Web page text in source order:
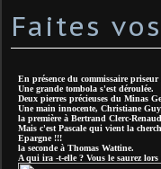
Faites
En présence du commissaire
Une grande tombola s'est déroulée.
Deux pierres précieuses du Minas
Une main innocente, Christiane
la première à Bertrand Clerc-
Mais c'est Pascale qui vient la
Epargne !!!
la seconde à Thomas Wattine.
A qui ira -t-elle ? Vous le saurez